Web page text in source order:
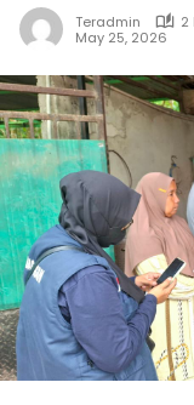
Teradmin
2
May 25, 2026